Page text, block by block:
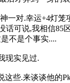
.幸运+4灯笼
话可说,我相信
不是个事实....
现实见过.
.来谈谈他的Pk